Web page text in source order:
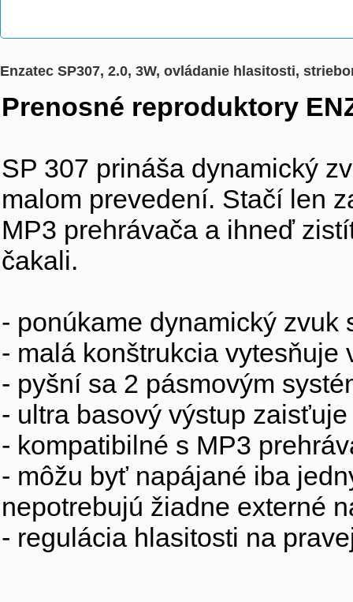
Enzatec SP307, 2.0, 3W, ovládanie hlasitosti,
Prenosné reproduktory
SP 307 prináša dynamický
malom prevedení. Stačí len
MP3 prehrávača a ihneď
čakali.
- ponúkame dynamický zvuk
- malá konštrukcia
- pyšní sa 2 pásmovým
- ultra basový výstup
- kompatibilné s MP3
- môžu byť napájané iba
nepotrebujú žiadne externé
- regulácia hlasitosti na